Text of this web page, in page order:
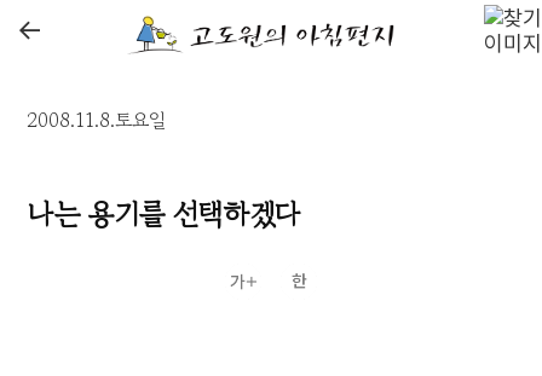
←
2008.11.8.토요일
나는 용기를 선택하겠다